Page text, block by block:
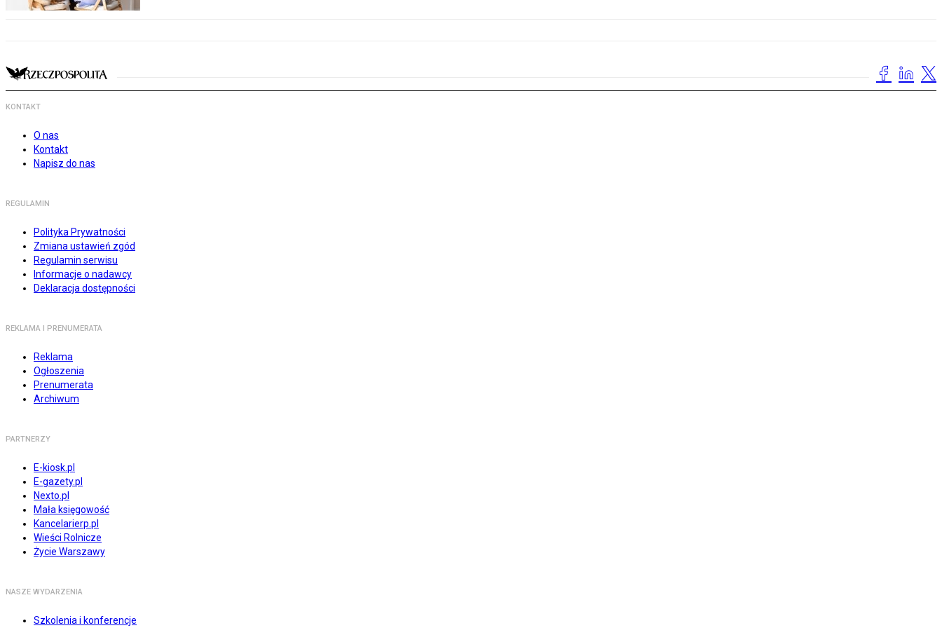
KONTAKT
O nas
Kontakt
Napisz do nas
REGULAMIN
Polityka Prywatności
Zmiana ustawień zgód
Regulamin serwisu
Informacje o nadawcy
Deklaracja dostępności
REKLAMA I PRENUMERATA
Reklama
Ogłoszenia
Prenumerata
Archiwum
PARTNERZY
E-kiosk.pl
E-gazety.pl
Nexto.pl
Mała księgowość
Kancelarierp.pl
Wieści Rolnicze
Życie Warszawy
NASZE WYDARZENIA
Szkolenia i konferencje